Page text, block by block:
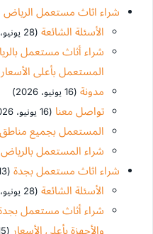
شراء اثاث مستعمل الرياض
الأسئلة الشائعة (28 يونيو، 2026)
شراء أثاث مستعمل
المستعمل بأعلى الأسعار
مدونة (16 يونيو، 2026)
تواصل معنا (16 يونيو، 2026)
المستعمل بجميع
شراء المستعمل بالرياض
شراء اثاث مستعمل بجدة (13 يونيو، 2026)
الأسئلة الشائعة (28 يونيو، 2026)
شراء أثاث مستعمل
والأجهزة بأعلى الأسعار (15 يونيو، 2026)